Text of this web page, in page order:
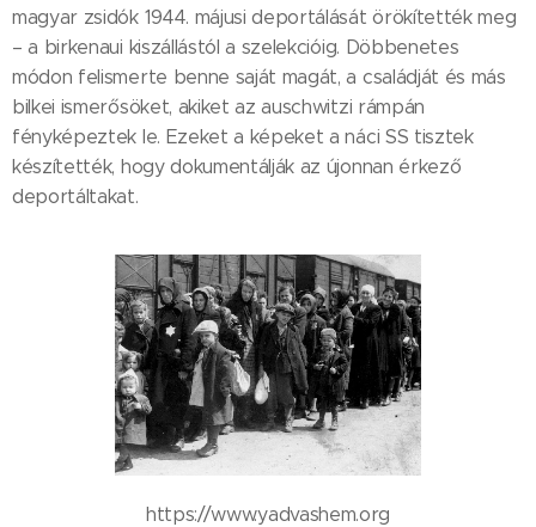
magyar zsidók 1944. májusi deportálását örökítették meg
– a birkenaui kiszállástól a szelekcióig. Döbbenetes
módon felismerte benne saját magát, a családját és más
bilkei ismerősöket, akiket az auschwitzi rámpán
fényképeztek le. Ezeket a képeket a náci SS tisztek
készítették, hogy dokumentálják az újonnan érkező
deportáltakat.
https://www.yadvashem.org